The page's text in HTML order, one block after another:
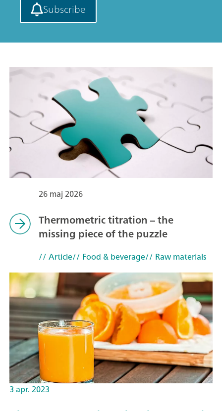
Subscribe
26 maj 2026
Thermometric titration – the
missing piece of the puzzle
// Article// Food & beverage// Raw materials
3 apr. 2023